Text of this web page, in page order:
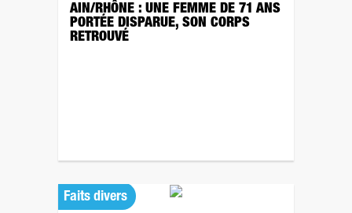
AIN/RHÔNE : UNE FEMME DE 71 ANS
PORTÉE DISPARUE, SON CORPS
RETROUVÉ
Faits divers